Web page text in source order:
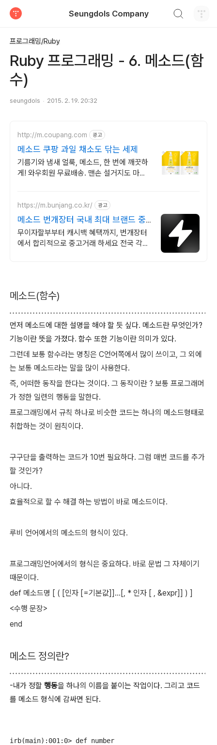
Seungdols Company
프로그래밍/Ruby
Ruby 프로그래밍 - 6. 메소드(함
수)
seungdols 2015. 2. 19. 20:32
http://m.coupang.com 광고
메소드 쿠팡 과일 채소도 닦는 세제
기름기와 냄새 얼룩, 메소드, 한 번에 깨끗하
게! 와우회원 무료배송. 맨손 설거지도 마음
https://m.bunjang.co.kr/ 광고
메소드 번개장터 국내 최대 브랜드 중
고거래
무이자할부부터 캐시백 혜택까지, 번개장터
에서 합리적으로 중고거래 하세요 전국 각지
메소드(함수)
먼저 메소드에 대한 설명을 해야 할 듯 싶다. 메소드란 무엇인가?
기능이란 뜻을 가졌다. 함수 또한 기능이란 의미가 있다.
그런데 보통 함수라는 명칭은 C언어쪽에서 많이 쓰이고, 그 외에
는 보통 메소드라는 말을 많이 사용한다.
즉, 어떠한 동작을 한다는 것이다. 그 동작이란 ? 보통 프로그래머
가 정한 일련의 행동을 말한다.
프로그래밍에서 규칙 하나로 비슷한 코드는 하나의 메소드형태로
취합하는 것이 원칙이다.
구구단을 출력하는 코드가 10번 필요하다. 그럼 매번 코드를 추가
할 것인가?
아니다.
효율적으로 할 수 해결 하는 방법이 바로 메소드이다.
루비 언어에서의 메소드의 형식이 있다.
프로그래밍언어에서의 형식은 중요하다. 바로 문법 그 자체이기
때문이다.
def 메소드명 [ ( [인자 [=기본값]]...[, * 인자 [ , &expr]] ) ]
<수행 문장>
end
메소드 정의란?
-내가 정할 행동을 하나의 이름을 붙이는 작업이다. 그리고 코드
를 메소드 형식에 감싸면 된다.
irb(main):001:0> def number